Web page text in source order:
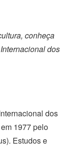
conheça
dos
dos
1977 pelo
Estudos e